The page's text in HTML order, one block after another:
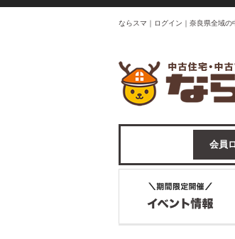
ならスマ｜ログイン｜奈良県全域
会員